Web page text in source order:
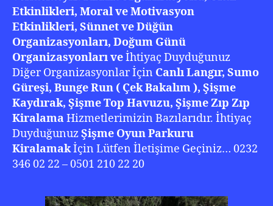
Etkinlikleri, Moral ve Motivasyon
Etkinlikleri, Sünnet ve Düğün
Organizasyonları, Doğum Günü
Organizasyonları veİhtiyaç Duyduğunuz
Diğer Organizasyonlar İçin Canlı Langır, Sumo
Güreşi, Bunge Run ( Çek Bakalım ), Şişme
Kaydırak, Şişme Top Havuzu, Şişme Zıp Zıp
KiralamaHizmetlerimizin Bazılarıdır. İhtiyaç
DuyduğunuzŞişme Oyun Parkuru
Kiralamakİçin Lütfen İletişime Geçiniz… 0232
346 02 22 – 0501 210 22 20